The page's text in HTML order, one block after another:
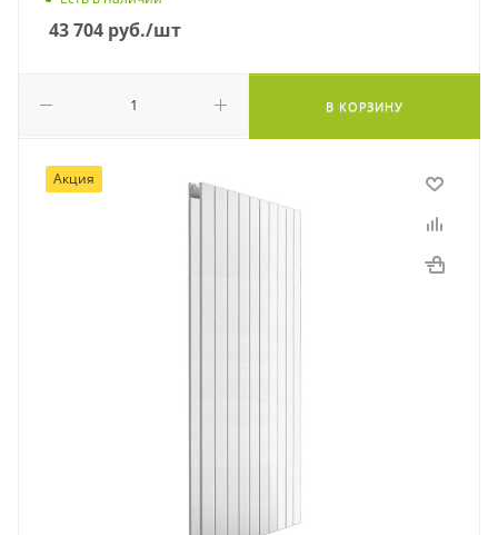
43 704 руб./шт
В КОРЗИНУ
Акция